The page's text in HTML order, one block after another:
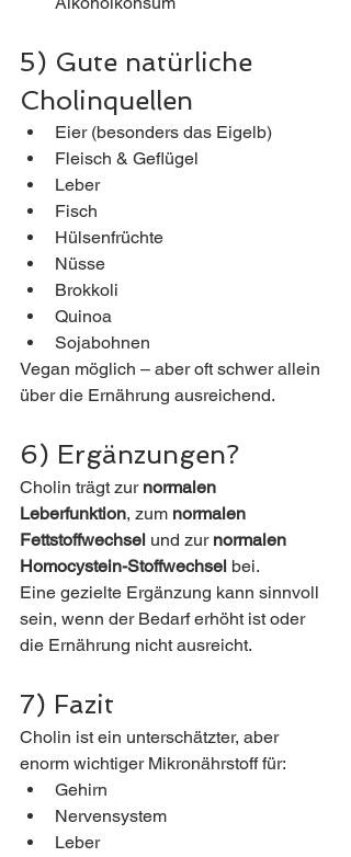
5) Gute natürliche
Cholinquellen
Eier (besonders das Eigelb)
Fleisch & Geflügel
Leber
Fisch
Hülsenfrüchte
Nüsse
Brokkoli
Quinoa
Sojabohnen
Vegan möglich – aber oft schwer allein
über die Ernährung ausreichend.
6) Ergänzungen?
Cholin trägt zur normalen
Leberfunktion, zum normalen
Fettstoffwechsel und zur normalen
Homocystein-Stoffwechsel bei.
Eine gezielte Ergänzung kann sinnvoll
sein, wenn der Bedarf erhöht ist oder
die Ernährung nicht ausreicht.
7) Fazit
Cholin ist ein unterschätzter, aber
enorm wichtiger Mikronährstoff für:
Gehirn
Nervensystem
Leber